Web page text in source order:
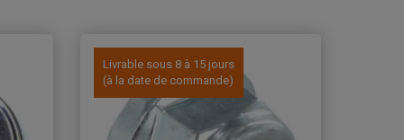
Livrable sous 8 à 15 jours
(à la date de commande)